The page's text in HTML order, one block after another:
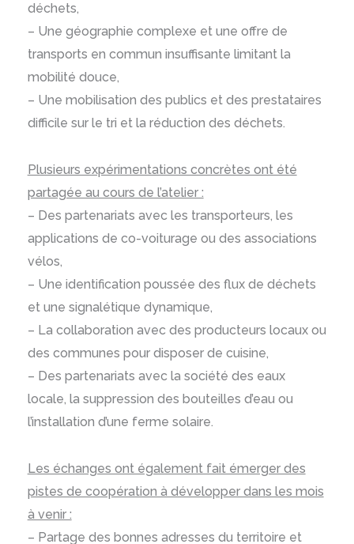
déchets,
– Une géographie complexe et une offre de
transports en commun insuffisante limitant la
mobilité douce,
– Une mobilisation des publics et des prestataires
difficile sur le tri et la réduction des déchets.
Plusieurs expérimentations concrètes ont été
partagée au cours de l’atelier :
– Des partenariats avec les transporteurs, les
applications de co-voiturage ou des associations
vélos,
– Une identification poussée des flux de déchets
et une signalétique dynamique,
– La collaboration avec des producteurs locaux ou
des communes pour disposer de cuisine,
– Des partenariats avec la société des eaux
locale, la suppression des bouteilles d’eau ou
l’installation d’une ferme solaire.
Les échanges ont également fait émerger des
pistes de coopération à développer dans les mois
à venir :
– Partage des bonnes adresses du territoire et